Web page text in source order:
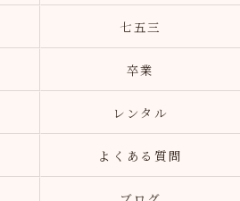
七五三
卒業
レンタル
よくある質問